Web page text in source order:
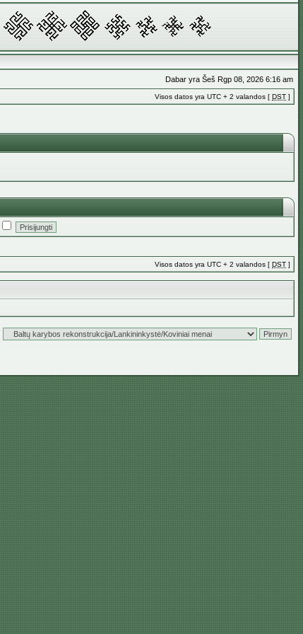
Dabar yra Šeš Rgp 08, 2026 6:16 am
Visos datos yra UTC + 2 valandos [ DST ]
Visos datos yra UTC + 2 valandos [ DST ]